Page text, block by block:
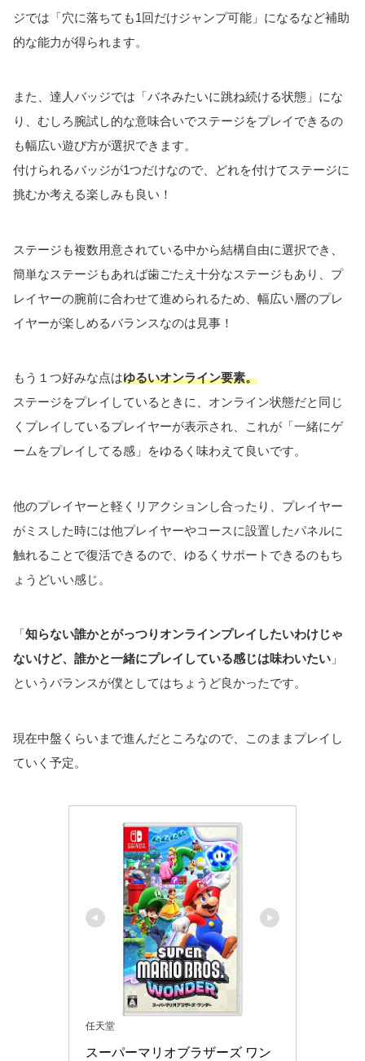
ジでは「穴に落ちても1回だけジャンプ可能」になるなど補助
的な能力が得られます。
また、達人バッジでは「バネみたいに跳ね続ける状態」にな
り、むしろ腕試し的な意味合いでステージをプレイできるの
も幅広い遊び方が選択できます。
付けられるバッジが1つだけなので、どれを付けてステージに
挑むか考える楽しみも良い！
ステージも複数用意されている中から結構自由に選択でき、
簡単なステージもあれば歯ごたえ十分なステージもあり、プ
レイヤーの腕前に合わせて進められるため、幅広い層のプレ
イヤーが楽しめるバランスなのは見事！
もう１つ好みな点はゆるいオンライン要素。
ステージをプレイしているときに、オンライン状態だと同じ
くプレイしているプレイヤーが表示され、これが「一緒にゲ
ームをプレイしてる感」をゆるく味わえて良いです。
他のプレイヤーと軽くリアクションし合ったり、プレイヤー
がミスした時には他プレイヤーやコースに設置したパネルに
触れることで復活できるので、ゆるくサポートできるのもち
ょうどいい感じ。
「知らない誰かとがっつりオンラインプレイしたいわけじゃ
ないけど、誰かと一緒にプレイしている感じは味わいたい 」
というバランスが僕としてはちょうど良かったです。
現在中盤くらいまで進んだところなので、このままプレイし
ていく予定。
任天堂
スーパーマリオブラザーズ ワン